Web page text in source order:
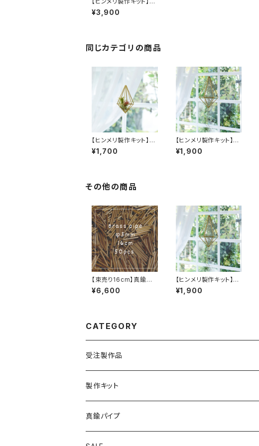
ース（S）ステンレス製
¥3,900
同じカテゴリの商品
【ヒンメリ製作キット】し
ずく形（Ｓ）吊り下げタイ
プ 真鍮製
¥1,700
【ヒンメリ製作キット】し
ずく形（M）吊り下げタイ
プ 真鍮製
¥1,900
その他の商品
【束売り16cm】真鍮パ
イプ 50本
¥6,600
【ヒンメリ製作キット】し
ずく形（M）吊り下げタイ
プ 真鍮製
¥1,900
CATEGORY
受注製作品
製作キット
真鍮パイプ